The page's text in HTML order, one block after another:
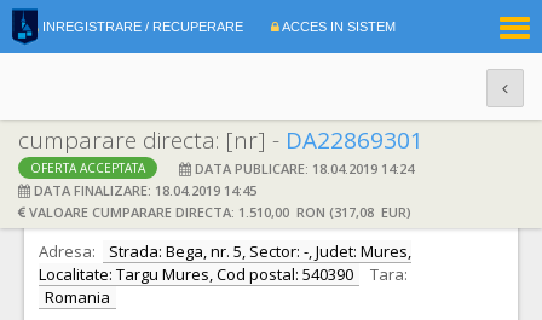
INREGISTRARE / RECUPERARE ACCES IN SISTEM
cumparare directa: [nr] - DA22869301
OFERTA ACCEPTATA
DATA PUBLICARE: 18.04.2019 14:24
DATA FINALIZARE: 18.04.2019 14:45
VALOARE CUMPARARE DIRECTA: 1.510,00 RON (317,08 EUR)
DATE IDENTIFICARE OFERTANT
Ofertant: S.C. BIOEEL S.R.L. CIF: 1199107
Adresa:
Strada: Bega, nr. 5, Sector: -, Judet: Mures,
Localitate: Targu Mures, Cod postal: 540390
Tara:
Romania